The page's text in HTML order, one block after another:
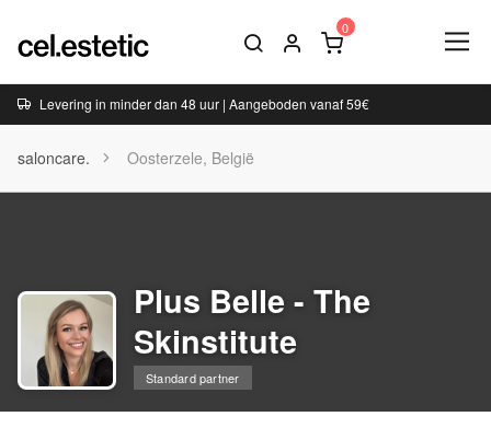
Levering in minder dan 48 uur | Aangeboden vanaf 59€
saloncare. Oosterzele, België
Plus Belle - The
Skinstitute
Standard partner